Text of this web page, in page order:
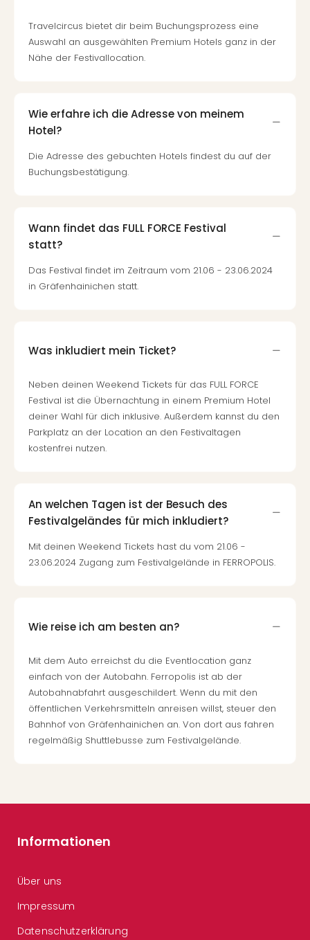
Travelcircus bietet dir beim Buchungsprozess eine
Auswahl an ausgewählten Premium Hotels ganz in der
Nähe der Festivallocation.
Wie erfahre ich die Adresse von meinem
Hotel?
Die Adresse des gebuchten Hotels findest du auf der
Buchungsbestätigung.
Wann findet das FULL FORCE Festival
statt?
Das Festival findet im Zeitraum vom 21.06 - 23.06.2024
in Gräfenhainichen statt.
Was inkludiert mein Ticket?
Neben deinen Weekend Tickets für das FULL FORCE
Festival ist die Übernachtung in einem Premium Hotel
deiner Wahl für dich inklusive. Außerdem kannst du den
Parkplatz an der Location an den Festivaltagen
kostenfrei nutzen.
An welchen Tagen ist der Besuch des
Festivalgeländes für mich inkludiert?
Mit deinen Weekend Tickets hast du vom 21.06 -
23.06.2024 Zugang zum Festivalgelände in FERROPOLIS.
Wie reise ich am besten an?
Mit dem Auto erreichst du die Eventlocation ganz
einfach von der Autobahn. Ferropolis ist ab der
Autobahnabfahrt ausgeschildert. Wenn du mit den
öffentlichen Verkehrsmitteln anreisen willst, steuer den
Bahnhof von Gräfenhainichen an. Von dort aus fahren
regelmäßig Shuttlebusse zum Festivalgelände.
Informationen
Über uns
Impressum
Datenschutzerklärung